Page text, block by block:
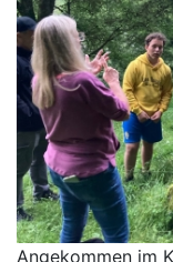
Angekommen im